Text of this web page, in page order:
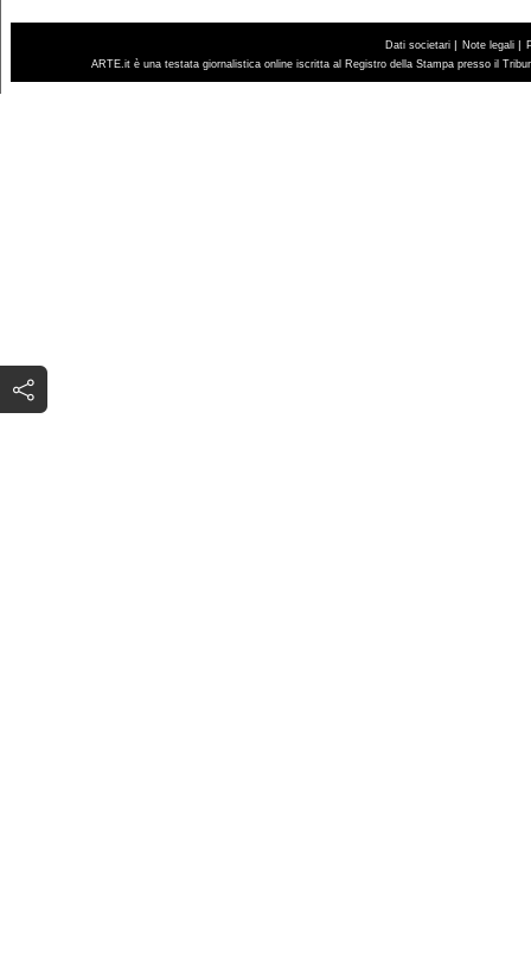
Dati societari | Note legali |
ARTE.it è una testata giornalistica online iscritta al Registro della Stampa presso il